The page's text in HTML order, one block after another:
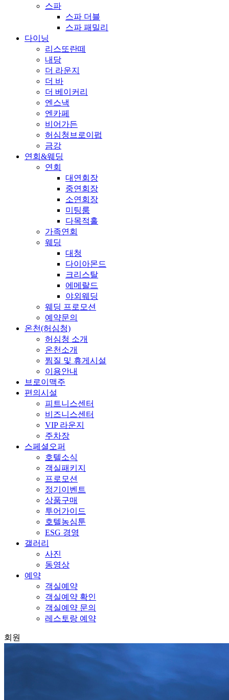
스파
스파 더블
스파 패밀리
다이닝
리스또란떼
내당
더 라운지
더 바
더 베이커리
엔스낵
엔카페
비어가든
허심청브로이펍
금강
연회&웨딩
연회
대연회장
중연회장
소연회장
미팅룸
다목적홀
가족연회
웨딩
대청
다이아몬드
크리스탈
에메랄드
야외웨딩
웨딩 프로모션
예약문의
온천(허심청)
허심청 소개
온천소개
찜질 및 휴게시설
이용안내
브로이맥주
편의시설
피트니스센터
비즈니스센터
VIP 라운지
주차장
스페셜오퍼
호텔소식
객실패키지
프로모션
정기이벤트
상품구매
투어가이드
호텔농심툰
ESG 경영
갤러리
사진
동영상
예약
객실예약
객실예약 확인
객실예약 문의
레스토랑 예약
회원